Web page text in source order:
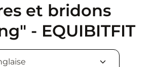
et bridons
- EQUIBITFIT